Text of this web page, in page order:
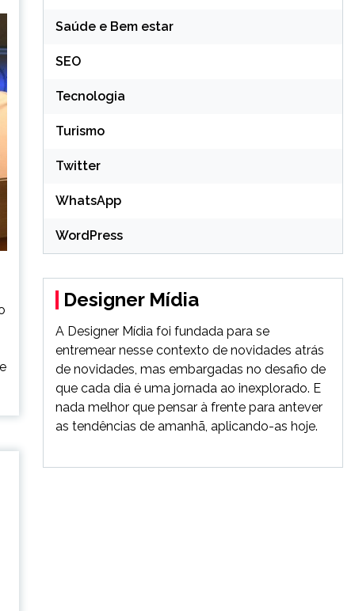
Saúde e Bem estar
SEO
Tecnologia
Turismo
Twitter
WhatsApp
WordPress
Designer Mídia
A Designer Mídia foi fundada para se
entremear nesse contexto de novidades atrás
de novidades, mas embargadas no desafio de
que cada dia é uma jornada ao inexplorado. E
nada melhor que pensar à frente para antever
as tendências de amanhã, aplicando-as hoje.